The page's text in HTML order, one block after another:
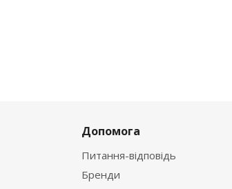
Допомога
Питання-відповідь
Бренди